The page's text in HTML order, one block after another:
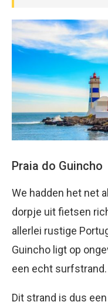
Praia do Guincho
We hadden het net
dorpje uit fietsen
allerlei rustige
Guincho ligt op
een echt surfstrand.
Dit strand is dus